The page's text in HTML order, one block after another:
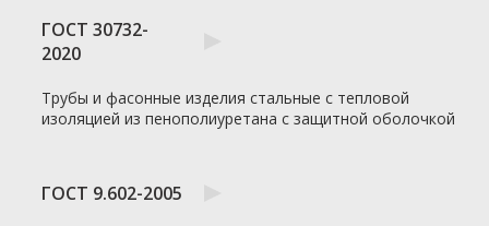
Ваше имя
ГОСТ 30732-
2020
Трубы и фасонные изделия стальные с тепловой
изоляцией из пенополиуретана с защитной оболочкой
ГОСТ 9.602-2005